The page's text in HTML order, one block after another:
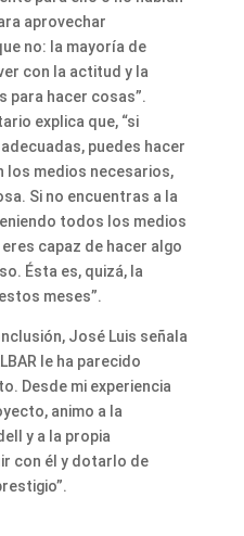
aprovechar
no: la mayoría de
con la actitud y la
para hacer cosas”.
explica que, “si
puedes hacer
los medios necesarios,
Si no encuentras a la
todos los medios
capaz de hacer algo
Ésta es, quizá, la
meses”.
José Luis señala
le ha parecido
Desde mi experiencia
animo a la
y a la propia
con él y dotarlo de